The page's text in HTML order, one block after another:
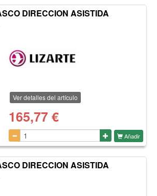
DIRECCION ASISTIDA
Ver detalles del artículo
165,77€
Añadir
DIRECCION ASISTIDA